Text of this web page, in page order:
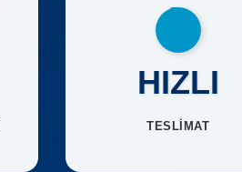
HIZLI
TESLİMAT